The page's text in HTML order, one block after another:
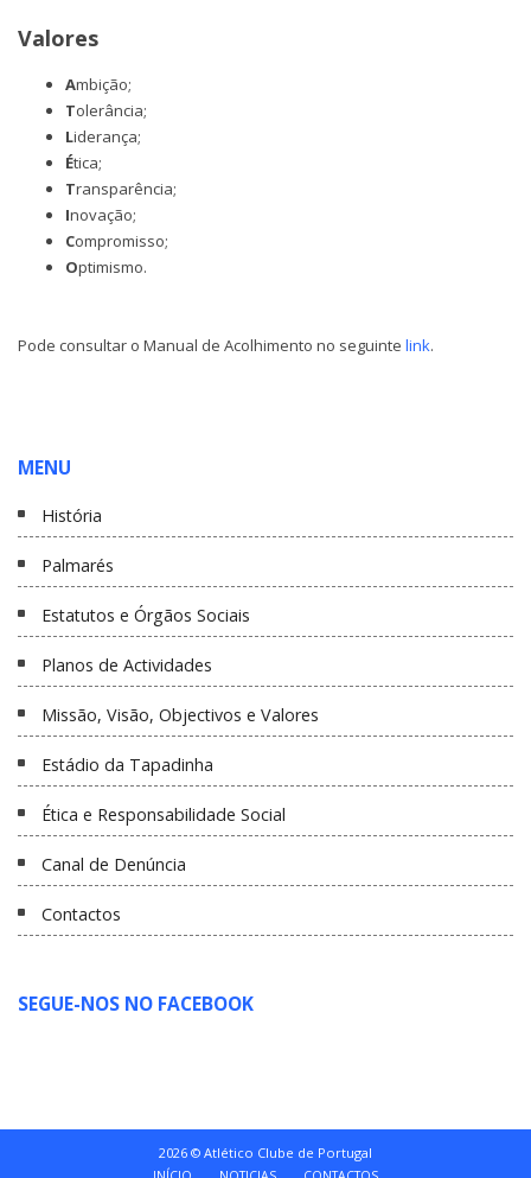
Valores
Ambição;
Tolerância;
Liderança;
Ética;
Transparência;
Inovação;
Compromisso;
Optimismo.
Pode consultar o Manual de Acolhimento no seguinte link.
MENU
História
Palmarés
Estatutos e Órgãos Sociais
Planos de Actividades
Missão, Visão, Objectivos e Valores
Estádio da Tapadinha
Ética e Responsabilidade Social
Canal de Denúncia
Contactos
SEGUE-NOS NO FACEBOOK
2026 © Atlético Clube de Portugal